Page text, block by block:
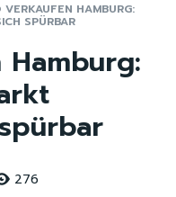
VERKAUFEN HAMBURG:
SPÜRBAR
276